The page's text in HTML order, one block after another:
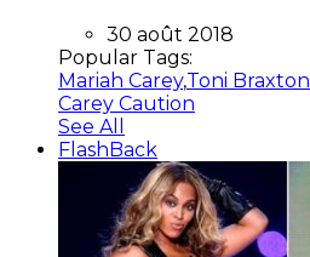
30 août 2018
Popular Tags:
Mariah Carey,Toni Braxton
Carey Caution
See All
FlashBack